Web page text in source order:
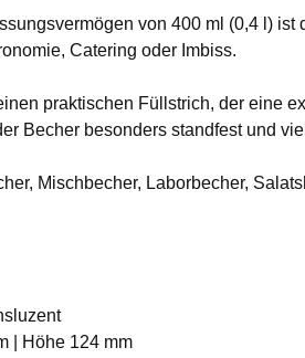
von 400 ml (0,4 l)
Catering oder Imbiss.
praktischen Füllstrich, der eine
Becher besonders standfest und
Mischbecher, Laborbecher,
| Höhe 124 mm